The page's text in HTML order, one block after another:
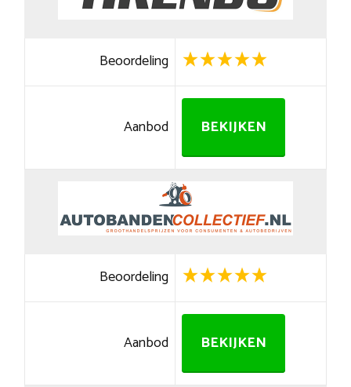
Beoordeling
Aanbod BEKIJKEN
Beoordeling
Aanbod BEKIJKEN